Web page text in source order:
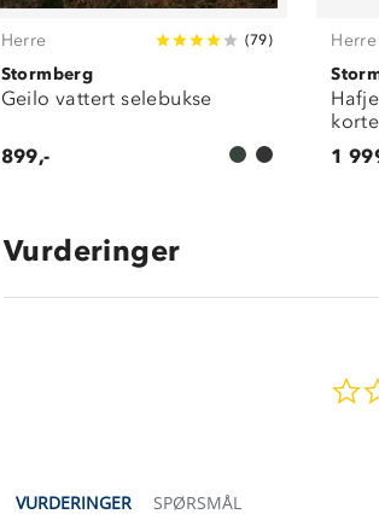
Herre (79)
Stormberg
Geilo vattert selebukse
899,-
Herre
1
Vurderinger
VURDERINGER
SPØRSMÅL